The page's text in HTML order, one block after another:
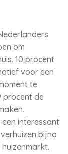
om
10 procent
voor een
te
procent de
interessant
bijna